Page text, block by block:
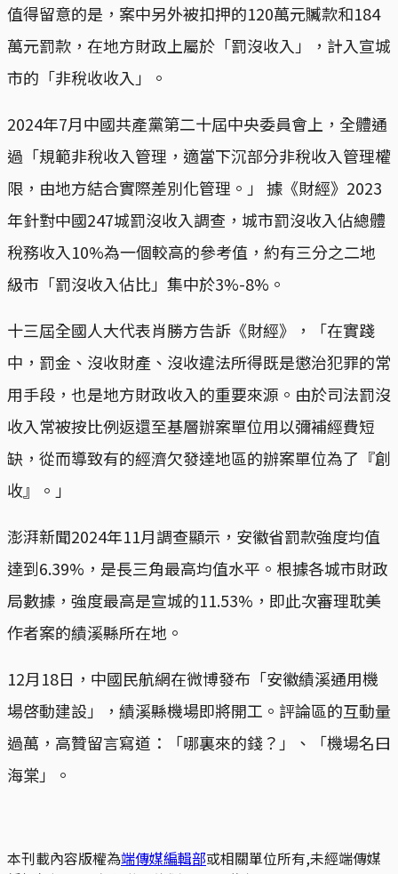
值得留意的是，案中另外被扣押的120萬元贓款和184
萬元罰款，在地方財政上屬於「罰沒收入」，計入宣城
市的「非稅收收入」。
2024年7月中國共產黨第二十屆中央委員會上，全體通
過「規範非稅收入管理，適當下沉部分非稅收入管理權
限，由地方結合實際差別化管理。」 據《財經》2023
年針對中國247城罰沒收入調查，城市罰沒收入佔總體
稅務收入10%為一個較高的參考值，約有三分之二地
級市「罰沒收入佔比」集中於3%-8%。
十三屆全國人大代表肖勝方告訴《財經》，「在實踐
中，罰金、沒收財產、沒收違法所得既是懲治犯罪的常
用手段，也是地方財政收入的重要來源。由於司法罰沒
收入常被按比例返還至基層辦案單位用以彌補經費短
缺，從而導致有的經濟欠發達地區的辦案單位為了『創
收』。」
澎湃新聞2024年11月調查顯示，安徽省罰款強度均值
達到6.39%，是長三角最高均值水平。根據各城市財政
局數據，強度最高是宣城的11.53%，即此次審理耽美
作者案的績溪縣所在地。
12月18日，中國民航網在微博發布「安徽績溪通用機
場啓動建設」，績溪縣機場即將開工。評論區的互動量
過萬，高贊留言寫道：「哪裏來的錢？」、「機場名曰
海棠」。
本刊載內容版權為端傳媒編輯部或相關單位所有,未經端傳媒